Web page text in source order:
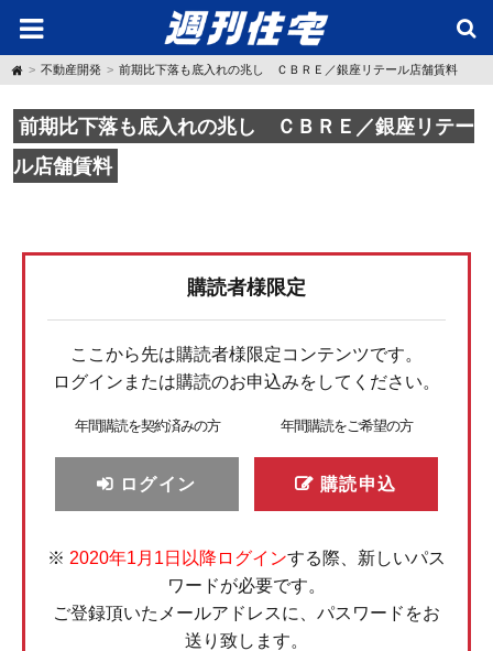
H
o
e
不動産開発 前期比下落も底入れの兆し ＣＢＲＥ／銀座リテール店舗賃料
前期比下落も底入れの兆し ＣＢＲＥ／銀座リテー
ル店舗賃料
購読者様限定
ここから先は購読者様限定コンテンツです。
ログインまたは購読のお申込みをしてください。
年間購読を契約済みの方
ログイン
年間購読をご希望の方
購読申込
※ 2020年1月1日以降ログインする際、新しいパス
ワードが必要です。
ご登録頂いたメールアドレスに、パスワードをお
送り致します。